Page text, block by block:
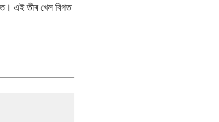
এই তীৰ খেল বিগত